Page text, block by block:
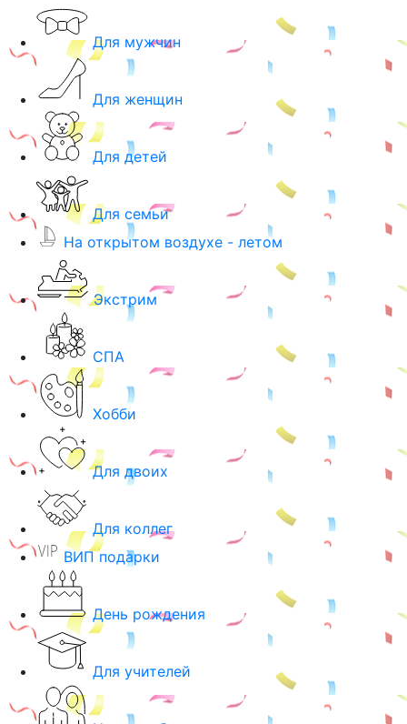
Для мужчин
Для женщин
Для детей
Для семьи
На открытом воздухе - летом
Экстрим
СПА
Хобби
Для двоих
Для коллег
ВИП подарки
День рождения
Для учителей